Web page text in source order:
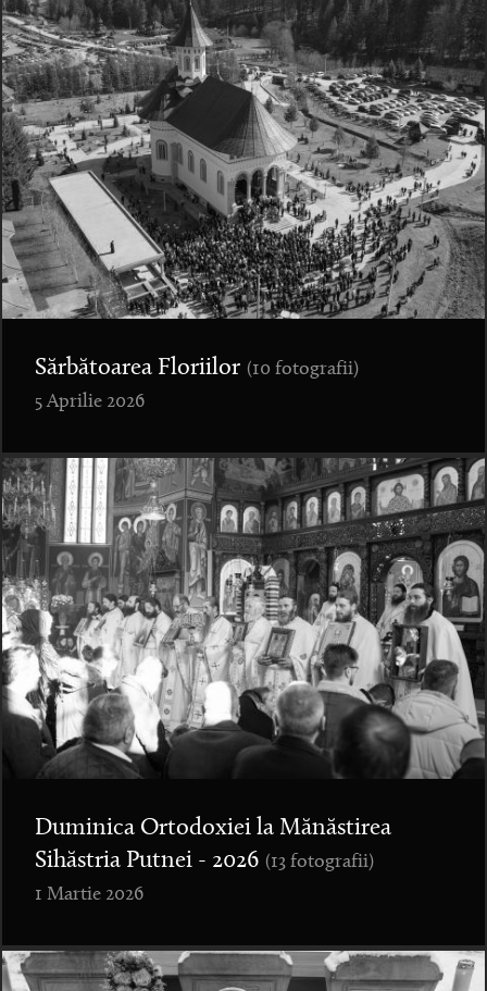
Sărbătoarea Floriilor (10 fotografii)
5 Aprilie 2026
Duminica Ortodoxiei la Mănăstirea
Sihăstria Putnei - 2026 (13 fotografii)
1 Martie 2026